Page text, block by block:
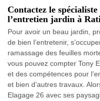
Contactez le
l’entretien jardin à
Pour avoir un beau jardin,
de bien l’entretenir,
ramassage des feuilles
vous pouvez compter Tony
et des compétences pour
et bien d’autres travaux.
Elagage 26 avec ses